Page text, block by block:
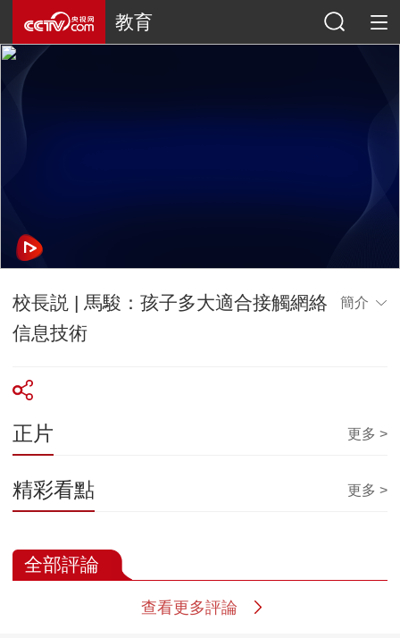
教育
校長説 | 馬駿：孩子多大適合接觸網絡
信息技術
簡介
正片 更多 >
精彩看點 更多 >
全部評論
查看更多評論